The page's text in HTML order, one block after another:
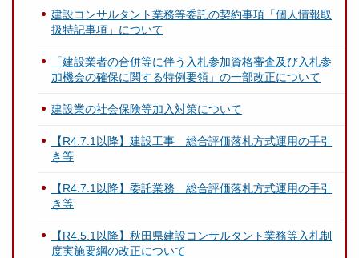
建設コンサルタント業務等委託の契約事項「個人情報取
扱特記事項」について
「建設業者の合併等に伴う入札参加資格審査及び入札参
加機会の確保に関する特例要領」の一部改正について
建設業の社会保険等加入対策について
【R4.7.1以降】建設工事 総合評価落札方式運用の手引
き等
【R4.7.1以降】委託業務 総合評価落札方式運用の手引
き等
【R4.5.1以降】秋田県建設コンサルタント業務等入札制
度実施要綱の改正について